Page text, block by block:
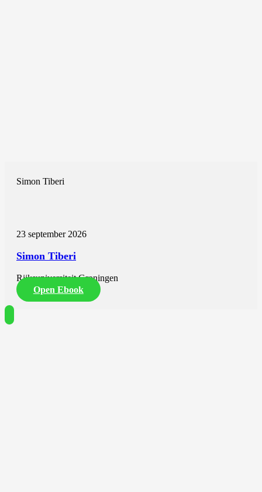
Simon Tiberi
23 september 2026
Simon Tiberi
Rijksuniversiteit Groningen
Open Ebook